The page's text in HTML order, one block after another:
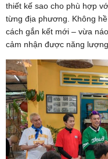
thiết kế sao cho phù hợp
từng địa phương. Không
cách gắn kết mới – vừa
cảm nhận được năng